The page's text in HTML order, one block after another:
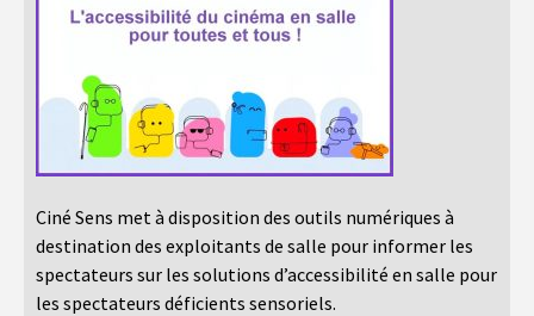
Ciné Sens met à disposition des outils numériques à
destination des exploitants de salle pour informer les
spectateurs sur les solutions d’accessibilité en salle pour
les spectateurs déficients sensoriels.